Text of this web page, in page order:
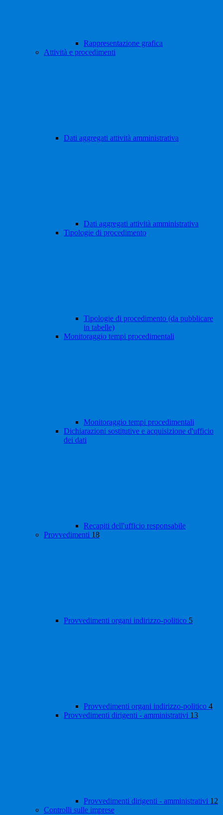
Rappresentazione grafica
Attività e procedimenti
Dati aggregati attività amministrativa
Dati aggregati attività amministrativa
Tipologie di procedimento
Tipologie di procedimento (da pubblicare
in tabelle)
Monitoraggio tempi procedimentali
Monitoraggio tempi procedimentali
Dichiarazioni sostitutive e acquisizione d'ufficio
dei dati
Recapiti dell'ufficio responsabile
Provvedimenti 18
Provvedimenti organi indirizzo-politico 5
Provvedimenti organi indirizzo-politico 4
Provvedimenti dirigenti - amministrativi 13
Provvedimenti dirigenti - amministrativi 12
Controlli sulle imprese